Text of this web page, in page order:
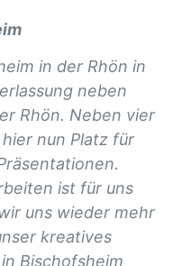
in der Rhön in
neben
Rhön. Neben vier
nun Platz für
ist für uns
uns wieder mehr
kreatives
Bischofsheim